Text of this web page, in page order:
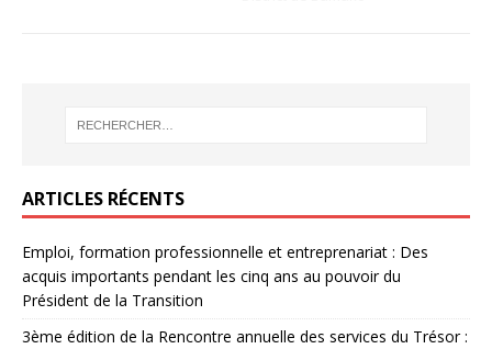
ARTICLES RÉCENTS
Emploi, formation professionnelle et entreprenariat : Des
acquis importants pendant les cinq ans au pouvoir du
Président de la Transition
3ème édition de la Rencontre annuelle des services du Trésor :